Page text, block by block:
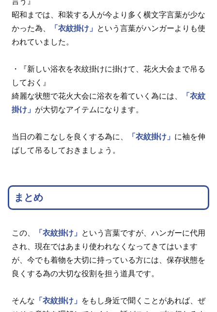
昭和までは、和装する人が今より多く横文字言葉が少な
かった為、
「衣紋掛け」
という言葉がハンガーよりも使
われていました。
・『新しい浴衣を衣紋掛けに掛けて、花火大会まで吊る
しておく』
綺麗な状態で花火大会に浴衣を着ていく為には、
「衣紋
掛け」 が大切なアイテムになります。
当日の着こなしを良くする為に、 「衣紋掛け」 に袖を伸
ばして吊るしておきましょう。
まとめ
この、 「衣紋掛け」
という言葉ですが、ハンガーに代用
され、現在ではあまり使われなくなってきてはいます
が、今でも着物を大切に持っている方には、保存状態を
良くする為の大切な役割を担う道具です。
そんな 「衣紋掛け」
をもし身近で聞くことがあれば、ぜ